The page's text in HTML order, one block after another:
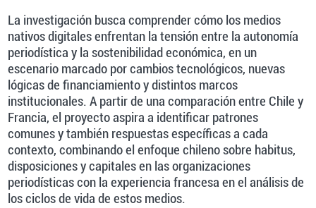
La investigación busca comprender cómo los medios
nativos digitales enfrentan la tensión entre la autonomía
periodística y la sostenibilidad económica, en un
escenario marcado por cambios tecnológicos, nuevas
lógicas de financiamiento y distintos marcos
institucionales. A partir de una comparación entre Chile y
Francia, el proyecto aspira a identificar patrones
comunes y también respuestas específicas a cada
contexto, combinando el enfoque chileno sobre habitus,
disposiciones y capitales en las organizaciones
periodísticas con la experiencia francesa en el análisis de
los ciclos de vida de estos medios.